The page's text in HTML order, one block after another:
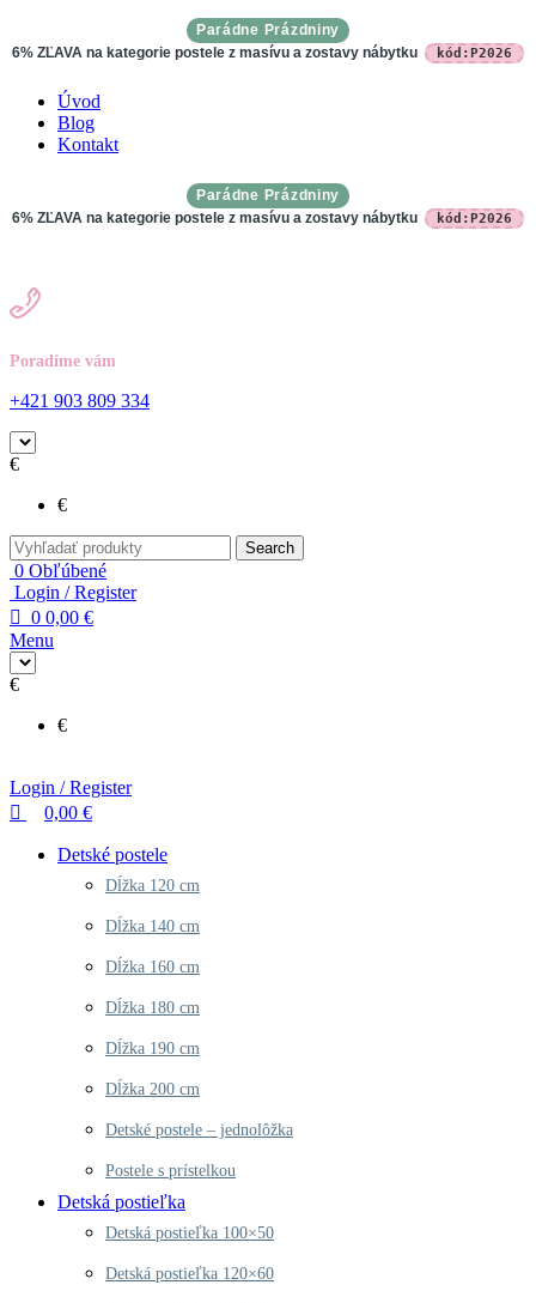
Parádne Prázdniny
6% ZĽAVA na kategorie postele z masívu a zostavy nábytku
kód:P2026
Úvod
Blog
Kontakt
Parádne Prázdniny
6% ZĽAVA na kategorie postele z masívu a zostavy nábytku
kód:P2026
Poradíme vám
+421 903 809 334
€
€
Search
0 Obľúbené
Login / Register
0 0,00 €
Menu
€
€
Login / Register
0,00 €
Detské postele
Dĺžka 120 cm
Dĺžka 140 cm
Dĺžka 160 cm
Dĺžka 180 cm
Dĺžka 190 cm
Dĺžka 200 cm
Detské postele – jednolôžka
Postele s prístelkou
Detská postieľka
Detská postieľka 100×50
Detská postieľka 120×60